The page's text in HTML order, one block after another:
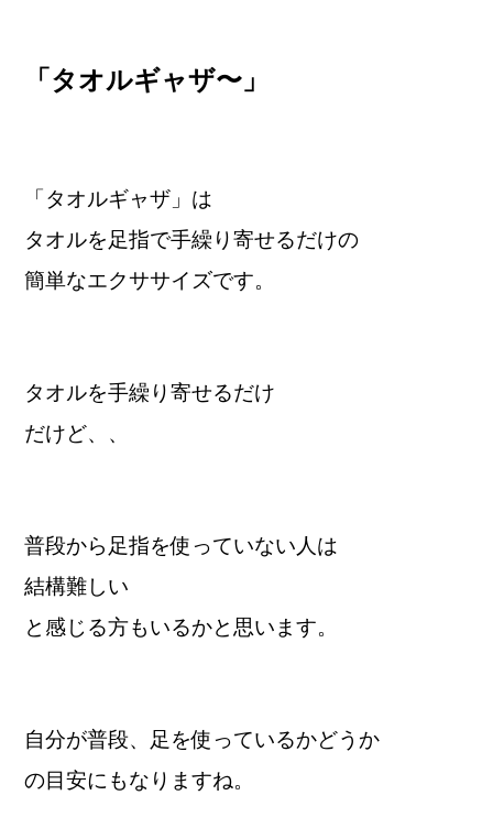
「タオルギャザ〜」
「タオルギャザ」は
タオルを足指で手繰り寄せるだけの
簡単なエクササイズです。
タオルを手繰り寄せるだけ
だけど、、
普段から足指を使っていない人は
結構難しい
と感じる方もいるかと思います。
自分が普段、足を使っているかどうか
の目安にもなりますね。